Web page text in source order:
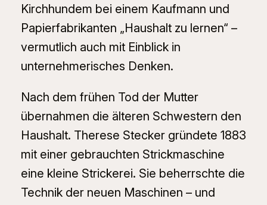
Kirchhundem bei einem Kaufmann und
Papierfabrikanten „Haushalt zu lernen“ –
vermutlich auch mit Einblick in
unternehmerisches Denken.
Nach dem frühen Tod der Mutter
übernahmen die älteren Schwestern den
Haushalt. Therese Stecker gründete 1883
mit einer gebrauchten Strickmaschine
eine kleine Strickerei. Sie beherrschte die
Technik der neuen Maschinen – und